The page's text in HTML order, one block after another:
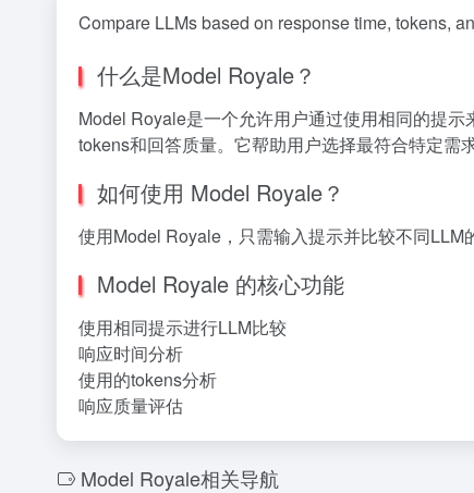
Compare LLMs based on response time, tokens,
什么是Model Royale？
Model Royale是一个允许用户通过使用相同的提
tokens和回答质量。它帮助用户选择最符合特定需求
如何使用 Model Royale？
使用Model Royale，只需输入提示并比较不同LLM
Model Royale 的核心功能
使用相同提示进行LLM比较
响应时间分析
使用的tokens分析
响应质量评估
Model Royale相关导航